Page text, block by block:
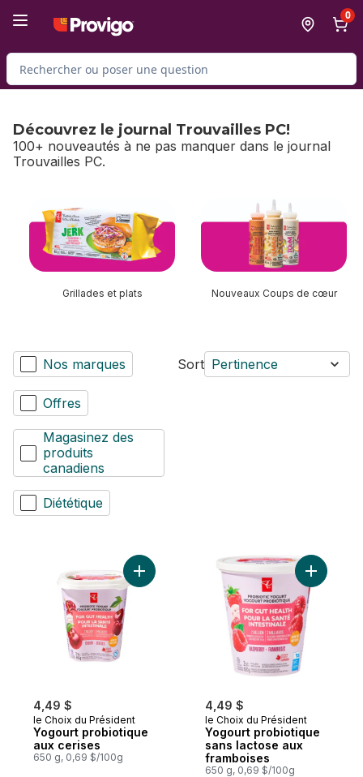
0
Rechercher des produits
Découvrez le journal Trouvailles PC!
100+ nouveautés à ne pas manquer dans le journal
Trouvailles PC.
sauter Découvrez le journal Trouvailles PC!
Grillades et plats Nouveaux Coups de cœur
Nos marques
Offres
Magasinez des
produits
canadiens
Diététique
Sort Pertinence
4,49 $
le Choix du Président
Yogourt probiotique
aux cerises
650 g, 0,69 $/100g
Ajouter Yogourt probiotique aux cerises
4,49 $
le Choix du Président
Yogourt probiotique
sans lactose aux
framboises
650 g, 0,69 $/100g